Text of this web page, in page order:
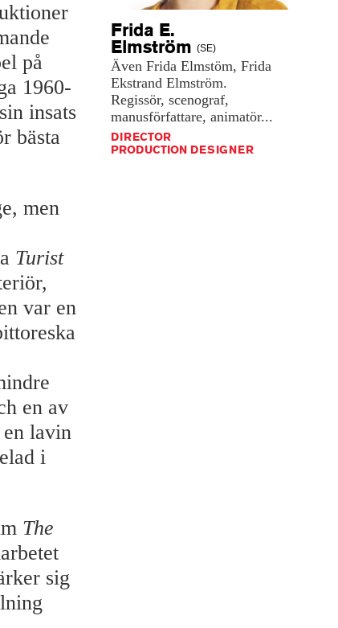
på
1960-
insats
bästa
men
Turist
var en
en av
en lavin
i
The
sig
Frida E.
Elmström (SE)
Även Frida Elmstöm, Frida
Ekstrand Elmström.
Regissör, scenograf,
manusförfattare, animatör...
DIRECTOR
PRODUCTION DESIGNER